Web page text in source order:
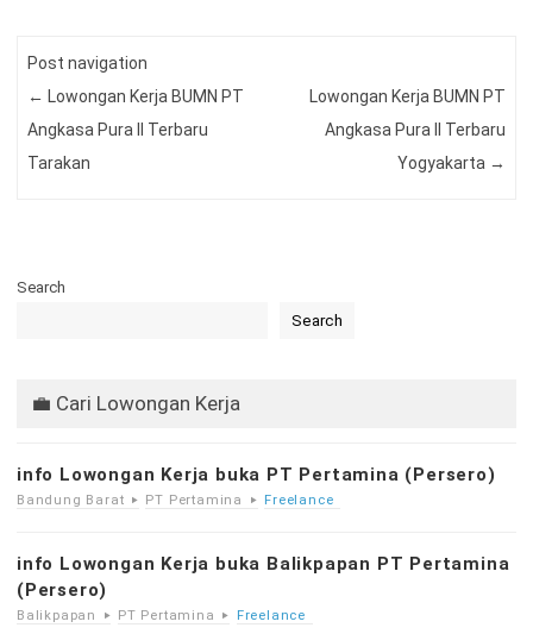
Post navigation
← Lowongan Kerja BUMN PT
Angkasa Pura II Terbaru
Tarakan
Lowongan Kerja BUMN PT
Angkasa Pura II Terbaru
Yogyakarta →
Search
Search
💼 Cari Lowongan Kerja
info Lowongan Kerja buka PT Pertamina (Persero)
Bandung Barat PT Pertamina Freelance
info Lowongan Kerja buka Balikpapan PT Pertamina
(Persero)
Balikpapan PT Pertamina Freelance